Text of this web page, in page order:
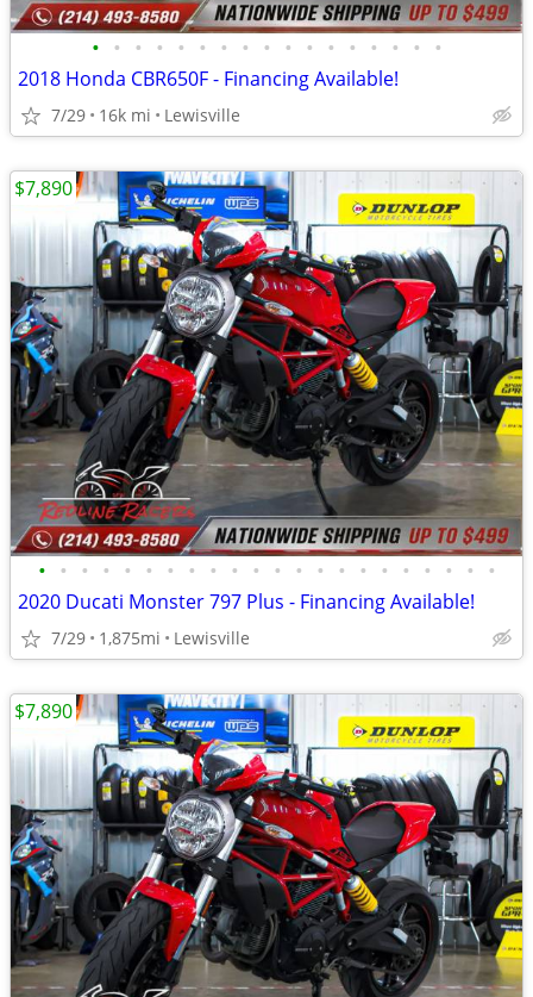
• • • • • • • • • • • • • • • • •
2018 Honda CBR650F - Financing Available!
7/29 16k mi Lewisville
• • • • • • • • • • • • • • • • • • • • • •
2020 Ducati Monster 797 Plus - Financing Available!
7/29 1,875mi Lewisville
$7,890
$7,890